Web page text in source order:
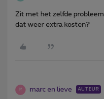
Zit met het zelfde
dat weer extra kosten?
M marc en lieve AUTEUR